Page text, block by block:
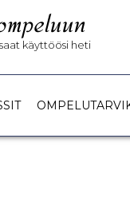
käyttöösi heti